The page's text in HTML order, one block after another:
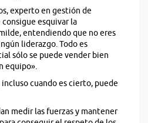
experto en gestión de
esquivar la
entendiendo que no eres
liderazgo. Todo es
sólo se puede vender bien
equipo».
cuando es cierto, puede
medir las fuerzas y mantener